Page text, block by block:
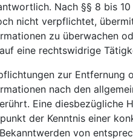
Nach §§ 8 bis
nicht verpflichtet,
zu überwachen
eine rechtswidrige
zur Entfernung
nach den
Eine diesbezügliche
der Kenntnis einer
von